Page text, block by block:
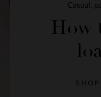
Casual,
How
SHOP